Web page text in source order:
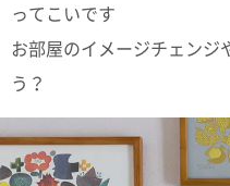
ってこいです
お部屋のイメージチェンジ
う？